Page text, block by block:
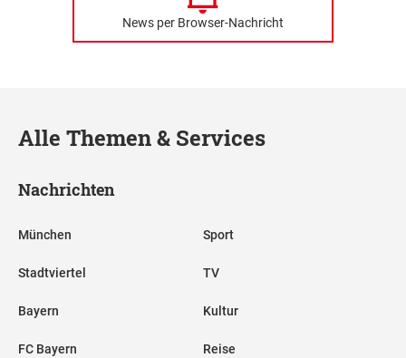
News per Browser-Nachricht
Alle Themen & Services
Nachrichten
München
Stadtviertel
Bayern
FC Bayern
Sport
TV
Kultur
Reise